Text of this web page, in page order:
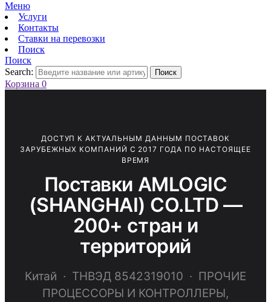
Меню
Услуги
Контакты
Ставки на перевозки
Поиск
Поиск
Search:
Поиск
Корзина 0
ДОСТУП К АКТУАЛЬНЫМ ДАННЫМ ПОСТАВОК
ЗАРУБЕЖНЫХ КОМПАНИЙ С 2017 ГОДА ПО НАСТОЯЩЕЕ
ВРЕМЯ
Поставки AMLOGIC
(SHANGHAI) CO.LTD —
200+ стран и
территорий
Китай · ТНВЭД 8542319010 · ПРОЧИЕ
ПРОЦЕССОРЫ И КОНТРОЛЛЕРЫ,